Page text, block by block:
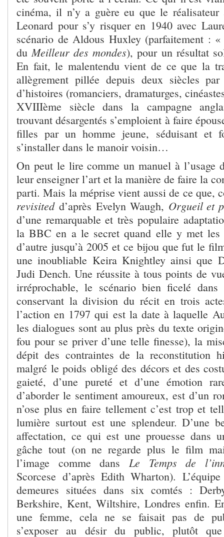
cinéma, il n’y a guère eu que le
Leonard pour s’y risquer en 1940 avec
scénario de Aldous Huxley (parfaitement :
duMeilleur des mondes), pour un résultat
En fait, le malentendu vient de ce que la
allègrement pillée depuis deux siècles
d’histoires (romanciers, dramaturges,
XVIIIème siècle dans la campagne
trouvant désargentés s’emploient à faire
filles par un homme jeune, séduisant et
s’installer dans le manoir voisin…
On peut le lire comme un manuel à l’usage
leur enseigner l’art et la manière de faire la
parti. Mais la méprise vient aussi de ce que,
revisitedd’après Evelyn Waugh, Orgueil et
d’une remarquable et très populaire
la BBC en a le secret quand elle y met les
d’autre jusqu’à 2005 et ce bijou que fut le
une inoubliable Keira Knightley ainsi que
Judi Dench. Une réussite à tous points de
irréprochable, le scénario bien ficelé
conservant la division du récit en trois
l’action en 1797 qui est la date à laquelle
les dialogues sont au plus près du texte
fou pour se priver d’une telle finesse), la
dépit des contraintes de la reconstitution
malgré le poids obligé des décors et des
gaieté, d’une pureté et d’une émotion
d’aborder le sentiment amoureux, est d’un
n’ose plus en faire tellement c’est trop et
lumière surtout est une splendeur. D’une
affectation, ce qui est une prouesse dans
gâche tout (on ne regarde plus le film
l’image comme dans Le Temps de
Scorcese d’après Edith Wharton).
demeures situées dans six comtés :
Berkshire, Kent, Wiltshire, Londres enfin.
une femme, cela ne se faisait pas de
s’exposer au désir du public, plutôt